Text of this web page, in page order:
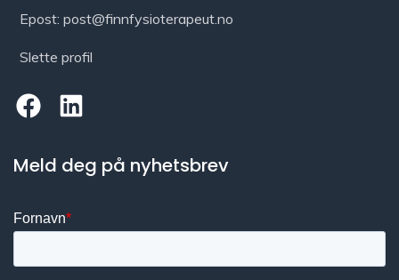
Epost: post@finnfysioterapeut.no
Slette profil
Meld deg på nyhetsbrev